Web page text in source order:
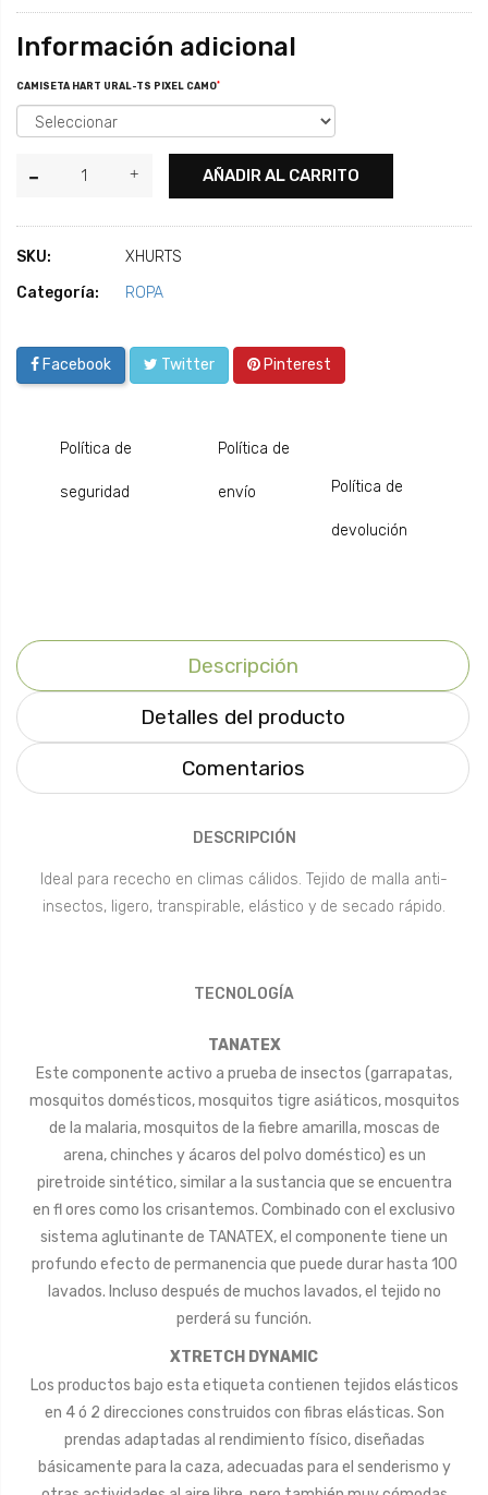
Información adicional
CAMISETA HART URAL-TS PIXEL CAMO*
AÑADIR AL CARRITO
SKU:
XHURTS
Categoría:
ROPA
Facebook Twitter Pinterest
Política de
seguridad
Política de
envío Política de
devolución
Descripción
Detalles del producto
Comentarios
DESCRIPCIÓN
Ideal para rececho en climas cálidos. Tejido de malla anti-
insectos, ligero, transpirable, elástico y de secado rápido.
TECNOLOGÍA
TANATEX
Este componente activo a prueba de insectos (garrapatas,
mosquitos domésticos, mosquitos tigre asiáticos, mosquitos
de la malaria, mosquitos de la fiebre amarilla, moscas de
arena, chinches y ácaros del polvo doméstico) es un
piretroide sintético, similar a la sustancia que se encuentra
en fl ores como los crisantemos. Combinado con el exclusivo
sistema aglutinante de TANATEX, el componente tiene un
profundo efecto de permanencia que puede durar hasta 100
lavados. Incluso después de muchos lavados, el tejido no
perderá su función.
XTRETCH DYNAMIC
Los productos bajo esta etiqueta contienen tejidos elásticos
en 4 ó 2 direcciones construidos con fibras elásticas. Son
prendas adaptadas al rendimiento físico, diseñadas
básicamente para la caza, adecuadas para el senderismo y